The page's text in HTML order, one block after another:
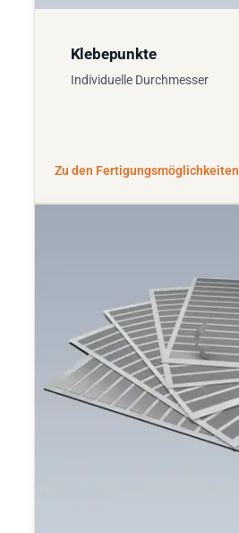
Klebepunkte
Individuelle Durchmesser
Zu den Fertigungsmöglichkeiten